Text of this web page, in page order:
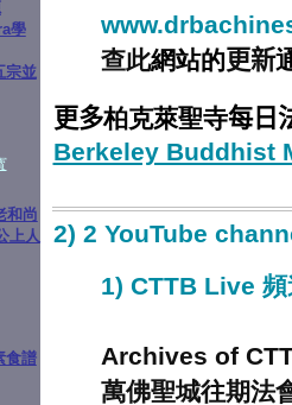
學
宗並
和尚
上人
食譜
查此網站的更新
更多柏克萊聖寺每日
Berkeley Buddhist
2) 2 YouTube
1) CTTB Live 頻
Archives of
萬佛聖城往期法